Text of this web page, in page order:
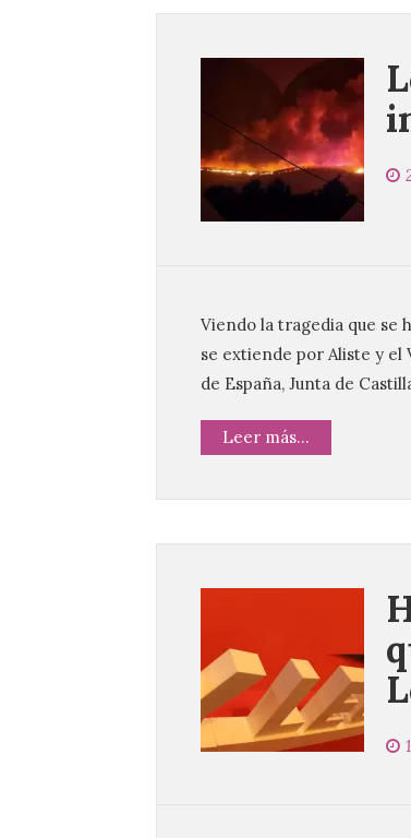
Viendo la tragedia que se
se extiende por Aliste y el
de España, Junta de
Leer más...